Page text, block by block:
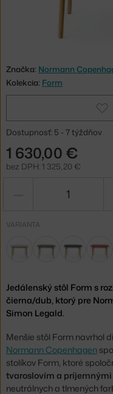
Značka: Normann
Kolekcia: Form
Dostupnosť: 5 - 7 týždňov
1 630,00 €
bez DPH: 1 325,20 €
VARIANTA
Jedálenský stôl Form s
čierna/dub, ktorý pre
Simon Legald.
Menšie stôl Form navrhol
Normann Copenhagen
stolíkov Form, ktoré
tvaroslovím a
neutrálnych a tlmených